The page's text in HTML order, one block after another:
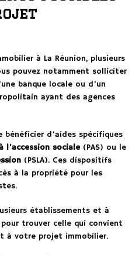
à La Réunion, plusieurs
pouvez notamment solliciter
banque locale ou d’un
ayant des agences
d’aides spécifiques
l’accession sociale(PAS) ou le
(PSLA). Ces dispositifs
à la propriété pour les
établissements et à
trouver celle qui convient
à votre projet immobilier.